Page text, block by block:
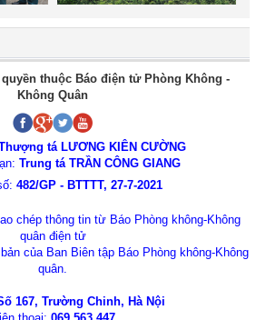
thuộc Báo điện tử Phòng Không -
Không Quân
tá LƯƠNG KIÊN CƯỜNG
Trung tá TRẦN CÔNG GIANG
482/GP - BTTTT, 27-7-2021
chép thông tin từ Báo Phòng không-Không
quân điện tử
của Ban Biên tập Báo Phòng không-Không
quân.
167, Trường Chinh, Hà Nội